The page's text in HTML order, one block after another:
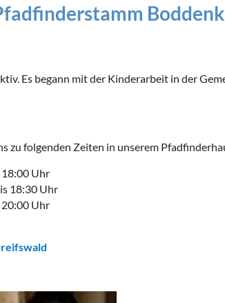
Es begann mit der Kinderarbeit in der
zu folgenden Zeiten in unserem
Uhr
18:30 Uhr
Uhr